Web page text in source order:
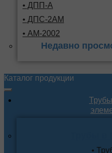
• ДПП-А
• ДПС-2АМ
• АМ-2002
Недавно
Каталог продукции
•